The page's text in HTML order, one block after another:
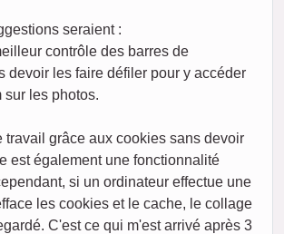
seraient :
contrôle des barres de
devoir les faire défiler pour y accéder
sur les photos.
travail grâce aux cookies sans devoir
est également une fonctionnalité
si un ordinateur effectue une
les cookies et le cache, le collage
C'est ce qui m'est arrivé après 3